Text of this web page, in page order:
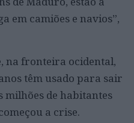
em camiões e navios”,
na fronteira ocidental,
têm usado para sair
milhões de habitantes
a crise.